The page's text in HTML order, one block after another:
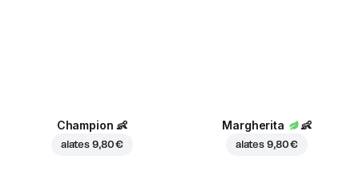
Champion 👶
alates 9,80 €
Margherita 👶
alates 9,80 €